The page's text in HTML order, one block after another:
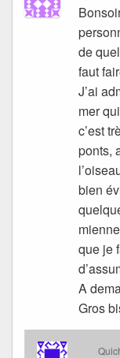
de
faut
J’ai
mer
c’est
ponts,
bien
que je
A
Gros